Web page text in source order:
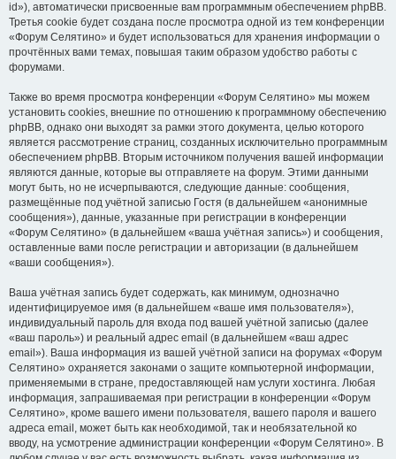
id»), автоматически присвоенные вам программным обеспечением phpBB.
Третья cookie будет создана после просмотра одной из тем конференции
«Форум Селятино» и будет использоваться для хранения информации о
прочтённых вами темах, повышая таким образом удобство работы с
форумами.
Также во время просмотра конференции «Форум Селятино» мы можем
установить cookies, внешние по отношению к программному обеспечению
phpBB, однако они выходят за рамки этого документа, целью которого
является рассмотрение страниц, созданных исключительно программным
обеспечением phpBB. Вторым источником получения вашей информации
являются данные, которые вы отправляете на форум. Этими данными
могут быть, но не исчерпываются, следующие данные: сообщения,
размещённые под учётной записью Гостя (в дальнейшем «анонимные
сообщения»), данные, указанные при регистрации в конференции
«Форум Селятино» (в дальнейшем «ваша учётная запись») и сообщения,
оставленные вами после регистрации и авторизации (в дальнейшем
«ваши сообщения»).
Ваша учётная запись будет содержать, как минимум, однозначно
идентифицируемое имя (в дальнейшем «ваше имя пользователя»),
индивидуальный пароль для входа под вашей учётной записью (далее
«ваш пароль») и реальный адрес email (в дальнейшем «ваш адрес
email»). Ваша информация из вашей учётной записи на форумах «Форум
Селятино» охраняется законами о защите компьютерной информации,
применяемыми в стране, предоставляющей нам услуги хостинга. Любая
информация, запрашиваемая при регистрации в конференции «Форум
Селятино», кроме вашего имени пользователя, вашего пароля и вашего
адреса email, может быть как необходимой, так и необязательной ко
вводу, на усмотрение администрации конференции «Форум Селятино». В